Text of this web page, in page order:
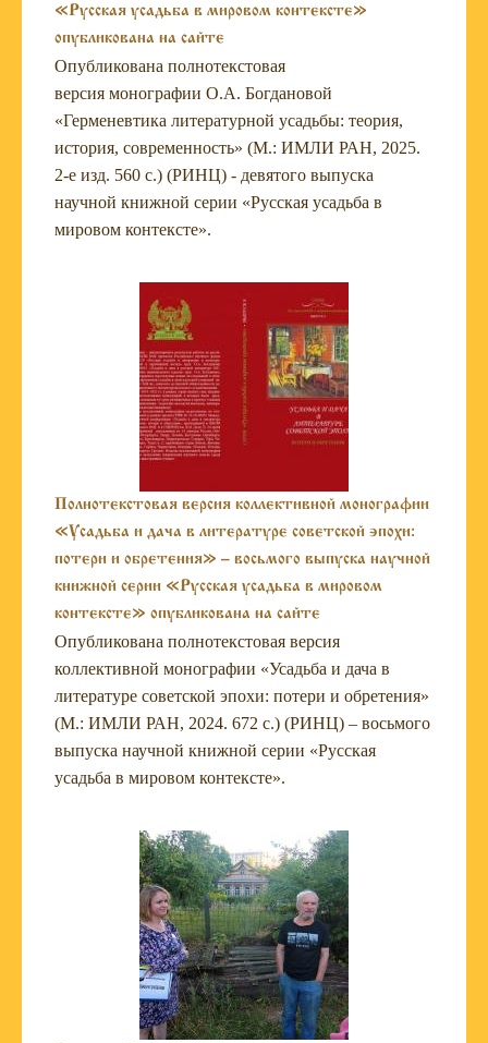
«Русская усадьба в мировом контексте»
опубликована на сайте
Опубликована полнотекстовая
версия монографии О.А. Богдановой
«Герменевтика литературной усадьбы: теория,
история, современность» (М.: ИМЛИ РАН, 2025.
2-е изд. 560 с.) (РИНЦ) - девятого выпуска
научной книжной серии «Русская усадьба в
мировом контексте».
Полнотекстовая версия коллективной монографии
«Усадьба и дача в литературе советской эпохи:
потери и обретения» – восьмого выпуска научной
книжной серии «Русская усадьба в мировом
контексте» опубликована на сайте
Опубликована полнотекстовая версия
коллективной монографии «Усадьба и дача в
литературе советской эпохи: потери и обретения»
(М.: ИМЛИ РАН, 2024. 672 с.) (РИНЦ) – восьмого
выпуска научной книжной серии «Русская
усадьба в мировом контексте».